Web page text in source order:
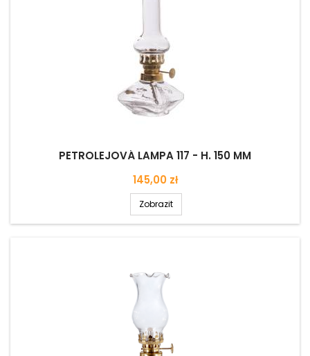
PETROLEJOVÁ LAMPA 117 - H. 150 MM
Cena
145,00 zł
Zobrazit